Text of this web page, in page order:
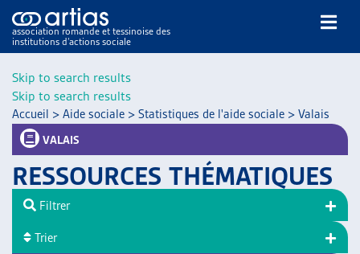
Skip to search results
Skip to search results
association romande et tessinoise des
institutions d’actions sociale
NOS PUBLICATIONS
DOSSIERS DU MOIS
Accueil > Aide sociale > Statistiques de l'aide sociale > Valais
VALAIS
RESSOURCES THÉMATIQUES
Filtrer
Trier